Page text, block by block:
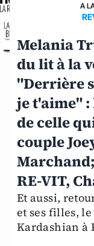
A
Melania
du lit à la
"Derrière
je t'aime"
de celle
couple
RE-VIT,
Et aussi,
et ses filles,
Kardashian à